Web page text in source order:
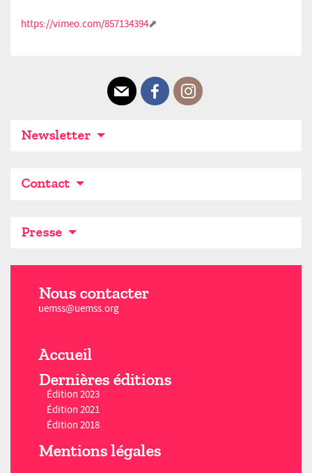
https://vimeo.com/857134394
Newsletter
Contact
Presse
Nous contacter
uemss@uemss.org
Accueil
Dernières éditions
Édition 2023
Édition 2021
Édition 2018
Mentions légales